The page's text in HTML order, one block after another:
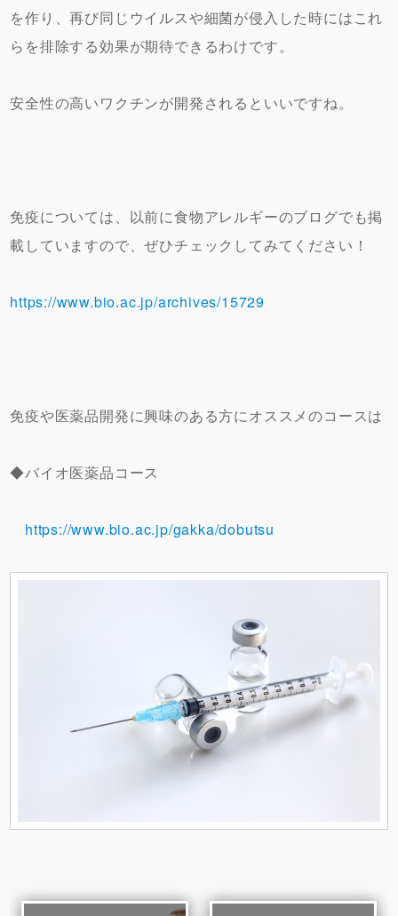
を作り、再び同じウイルスや細菌が侵入した時にはこれ
らを排除する効果が期待できるわけです。
安全性の高いワクチンが開発されるといいですね。
免疫については、以前に食物アレルギーのブログでも掲
載していますので、ぜひチェックしてみてください！
https://www.bio.ac.jp/archives/15729
免疫や医薬品開発に興味のある方にオススメのコースは
◆バイオ医薬品コース
https://www.bio.ac.jp/gakka/dobutsu